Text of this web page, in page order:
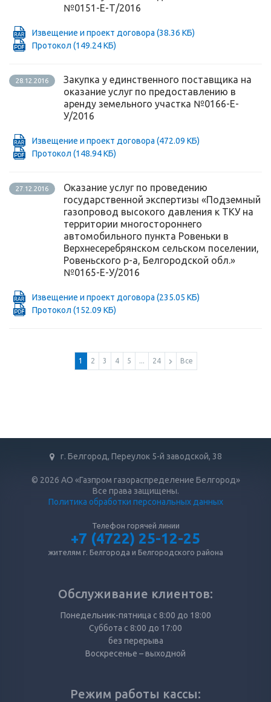
№0151-Е-Т/2016
Извещение и проект договора (38.36 КБ)
Протокол (149.24 КБ)
28.12.2016
Закупка у единственного поставщика на
оказание услуг по предоставлению в
аренду земельного участка №0166-Е-
У/2016
Извещение и проект договора (472.09 КБ)
Протокол (148.94 КБ)
27.12.2016
Оказание услуг по проведению
государственной экспертизы «Подземный
газопровод высокого давления к ТКУ на
территории многостороннего
автомобильного пункта Ровеньки в
Верхнесеребрянском сельском поселении,
Ровеньского р-а, Белгородской обл.»
№0165-Е-У/2016
Извещение и проект договора (235.05 КБ)
Протокол (152.09 КБ)
1 2 3 4 5 ... 24 Все
г. Белгород, Переулок 5-й заводской, 38
© 2026 АО «Газпром газораспределение Белгород»
Все права защищены.
Политика обработки персональных данных
Телефон горячей линии
+7 (4722) 25-12-25
жителям г. Белгорода и Белгородского района
Обслуживание клиентов:
Понедельник-пятница с 8:00 до 18:00
Суббота с 8:00 до 17:00
без перерыва
Воскресенье – выходной
Режим работы кассы: